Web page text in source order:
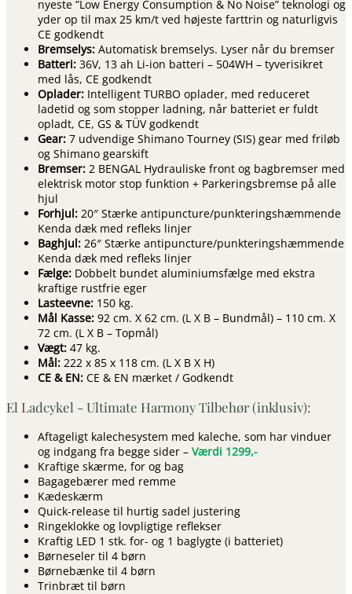
nyeste ”Low Energy Consumption & No Noise” teknologi og
yder op til max 25 km/t ved højeste farttrin og naturligvis
CE godkendt
Bremselys: Automatisk bremselys. Lyser når du bremser
Batteri: 36V, 13 ah Li-ion batteri – 504WH – tyverisikret
med lås, CE godkendt
Oplader: Intelligent TURBO oplader, med reduceret
ladetid og som stopper ladning, når batteriet er fuldt
opladt, CE, GS & TÜV godkendt
Gear: 7 udvendige Shimano Tourney (SIS) gear med friløb
og Shimano gearskift
Bremser: 2 BENGAL Hydrauliske front og bagbremser med
elektrisk motor stop funktion + Parkeringsbremse på alle
hjul
Forhjul: 20″ Stærke antipuncture/punkteringshæmmende
Kenda dæk med refleks linjer
Baghjul: 26″ Stærke antipuncture/punkteringshæmmende
Kenda dæk med refleks linjer
Fælge: Dobbelt bundet aluminiumsfælge med ekstra
kraftige rustfrie eger
Lasteevne: 150 kg.
Mål Kasse: 92 cm. X 62 cm. (L X B – Bundmål) – 110 cm. X
72 cm. (L X B – Topmål)
Vægt: 47 kg.
Mål: 222 x 85 x 118 cm. (L X B X H)
CE & EN: CE & EN mærket / Godkendt
El Ladcykel - Ultimate Harmony Tilbehør (inklusiv):
Aftageligt kalechesystem med kaleche, som har vinduer
og indgang fra begge sider – Værdi 1299,-
Kraftige skærme, for og bag
Bagagebærer med remme
Kædeskærm
Quick-release til hurtig sadel justering
Ringeklokke og lovpligtige reflekser
Kraftig LED 1 stk. for- og 1 baglygte (i batteriet)
Børneseler til 4 børn
Børnebænke til 4 børn
Trinbræt til børn